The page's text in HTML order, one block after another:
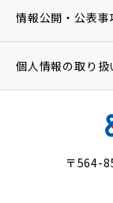
〒564-
情報公開・公表事
個人情報の取り扱